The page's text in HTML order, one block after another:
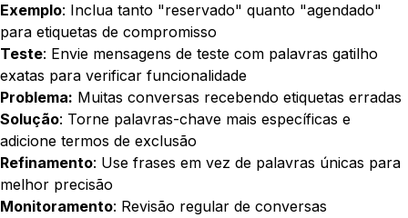
Exemplo: Inclua tanto "reservado" quanto "agendado"
para etiquetas de compromisso
Teste: Envie mensagens de teste com palavras gatilho
exatas para verificar funcionalidade
Problema: Muitas conversas recebendo etiquetas erradas
Solução: Torne palavras-chave mais específicas e
adicione termos de exclusão
Refinamento: Use frases em vez de palavras únicas para
melhor precisão
Monitoramento: Revisão regular de conversas